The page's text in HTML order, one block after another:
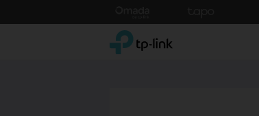
to
TP-Link, Reliably Smart